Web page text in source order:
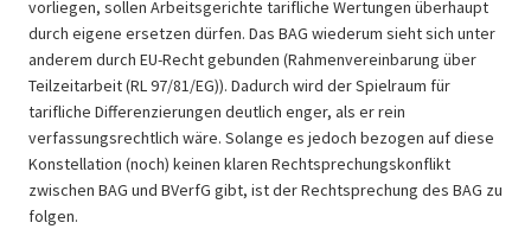
vorliegen, sollen Arbeitsgerichte tarifliche Wertungen überhaupt
durch eigene ersetzen dürfen. Das BAG wiederum sieht sich unter
anderem durch EU-Recht gebunden (Rahmenvereinbarung über
Teilzeitarbeit (RL 97/81/EG)). Dadurch wird der Spielraum für
tarifliche Differenzierungen deutlich enger, als er rein
verfassungsrechtlich wäre. Solange es jedoch bezogen auf diese
Konstellation (noch) keinen klaren Rechtsprechungskonflikt
zwischen BAG und BVerfG gibt, ist der Rechtsprechung des BAG zu
folgen.